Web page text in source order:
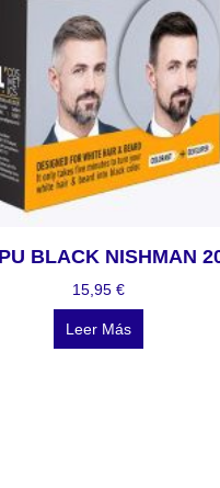
BLACK NISHMAN
15,95 €
Leer Más